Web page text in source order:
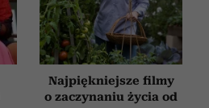
Najpiękniejsze filmy
o zaczynaniu życia od